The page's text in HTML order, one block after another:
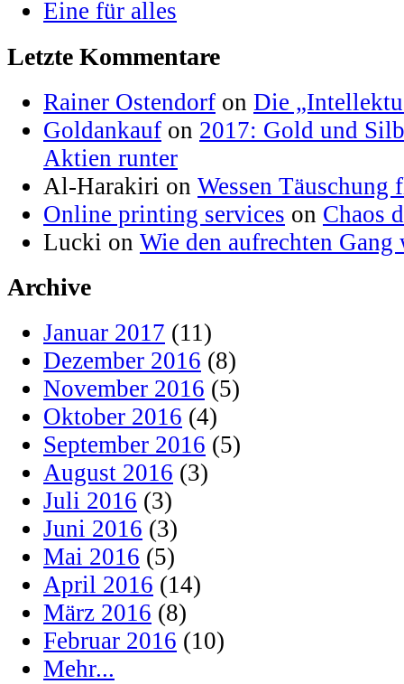
Eine für alles
Letzte Kommentare
Rainer Ostendorf on Die
Goldankauf on 2017: Gold und
Aktien runter
Al-Harakiri on Wessen
Online printing services on Chaos
Lucki on Wie den aufrechten
Archive
Januar 2017 (11)
Dezember 2016 (8)
November 2016 (5)
Oktober 2016 (4)
September 2016 (5)
August 2016 (3)
Juli 2016 (3)
Juni 2016 (3)
Mai 2016 (5)
April 2016 (14)
März 2016 (8)
Februar 2016 (10)
Mehr...